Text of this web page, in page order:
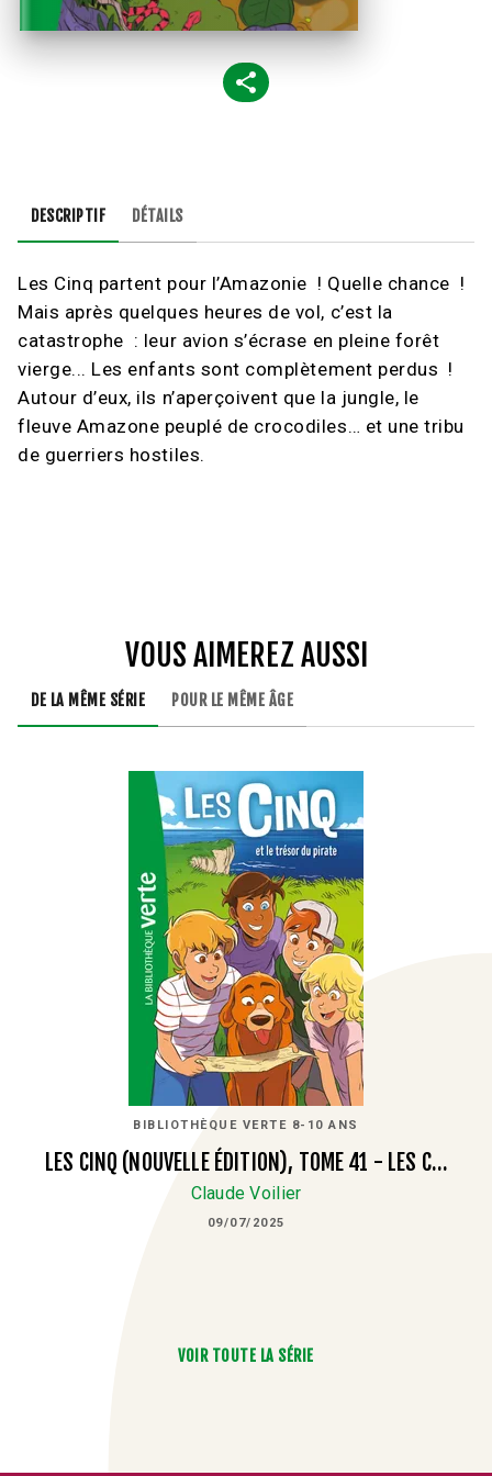
DESCRIPTIF DÉTAILS
Les Cinq partent pour l’Amazonie ! Quelle chance !
Mais après quelques heures de vol, c’est la
catastrophe : leur avion s’écrase en pleine forêt
vierge... Les enfants sont complètement perdus !
Autour d’eux, ils n’aperçoivent que la jungle, le
fleuve Amazone peuplé de crocodiles… et une tribu
de guerriers hostiles.
VOUS AIMEREZ AUSSI
DE LA MÊME SÉRIE POUR LE MÊME ÂGE
BIBLIOTHÈQUE VERTE 8-10 ANS
LES CINQ (NOUVELLE ÉDITION), TOME 41 - LES C…
Claude Voilier
09/07/2025
VOIR TOUTE LA SÉRIE